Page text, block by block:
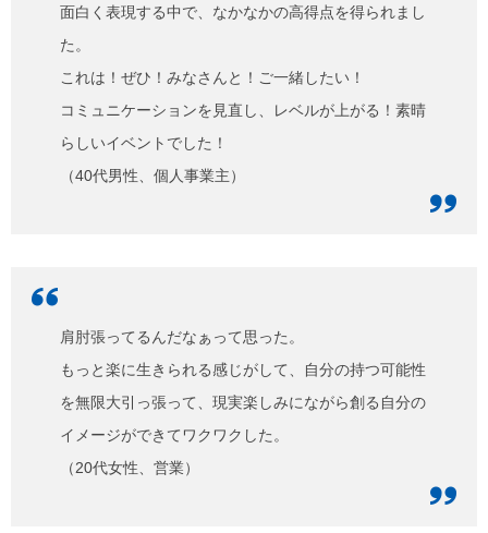
面白く表現する中で、なかなかの高得点を得られまし
た。
これは！ぜひ！みなさんと！ご一緒したい！
コミュニケーションを見直し、レベルが上がる！素晴
らしいイベントでした！
（40代男性、個人事業主）
肩肘張ってるんだなぁって思った。
もっと楽に生きられる感じがして、自分の持つ可能性
を無限大引っ張って、現実楽しみにながら創る自分の
イメージができてワクワクした。
（20代女性、営業）